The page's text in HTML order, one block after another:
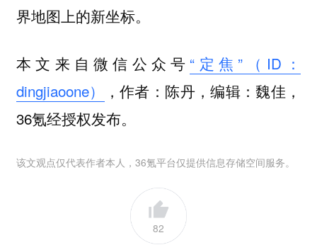
界地图上的新坐标。
本文来自微信公众号 “定焦”（ID：
dingjiaoone）
，作者：陈丹，编辑：魏佳，
36氪经授权发布。
该文观点仅代表作者本人，36氪平台仅提供信息存储空间服务。
82